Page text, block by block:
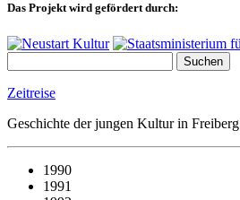
Das Projekt wird gefördert durch:
Zeitreise
Geschichte der jungen Kultur in Freiberg
1990
1991